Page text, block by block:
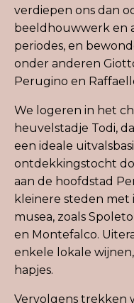
verdiepen ons dan
beeldhouwwerk en
periodes, en
onder anderen
Perugino en
We logeren in het
heuvelstadje Todi,
een ideale
ontdekkingstocht
aan de hoofdstad
kleinere steden
musea, zoals
en Montefalco.
enkele lokale
hapjes.
Vervolgens trekken